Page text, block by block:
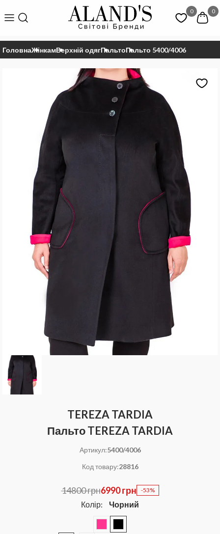
0 0
ГоловнаЖінкамВерхній одягПальтоПальто 5400/4006
TEREZA TARDIA
Пальто TEREZA TARDIA
Артикул:5400/4006
Код товару:28816
14800 грн6990 грн -53%
Колір: Чорний